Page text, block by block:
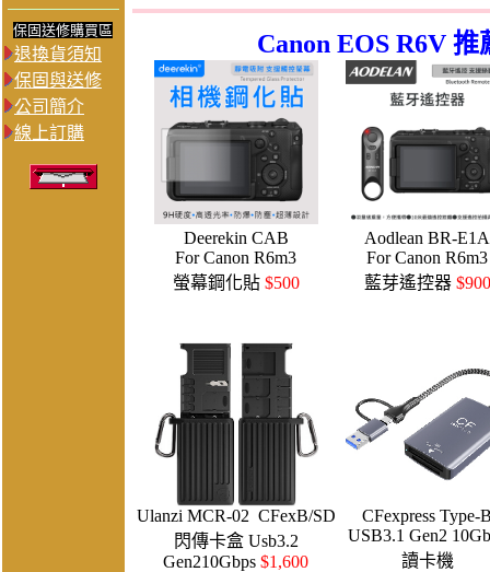
保固送修購買區
退換貨須知
保固與送修
公司簡介
線上訂購
Canon EOS R6V
Deerekin CAB
For Canon R6m3
螢幕鋼化貼 $500
Aodlean BR-E1A
For Canon R6m3
藍芽遙控器$900
Ulanzi MCR-02 CFexB/SD
閃傳卡盒 Usb3.2
Gen210Gbps $1,600
CFexpress Type-
USB3.1 Gen2
讀卡機